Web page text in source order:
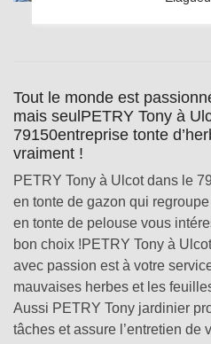
Tout le monde est
mais seulPETRY Tony à
79150entreprise tonte
vraiment !
PETRY Tony à Ulcot dans le
en tonte de gazon qui
en tonte de pelouse vous
bon choix !PETRY Tony à
avec passion est à votre
mauvaises herbes et les
Aussi PETRY Tony jardinier
tâches et assure l’entretien de